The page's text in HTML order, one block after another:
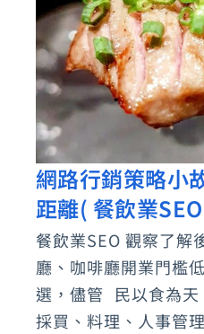
業
SEO)
網路行銷策略小
距離( 餐飲業
餐飲業SEO 觀察了解
廳、咖啡廳開業門檻
選，儘管 民以食為天
採買、料理、人事管
網
路
行
銷
策
略